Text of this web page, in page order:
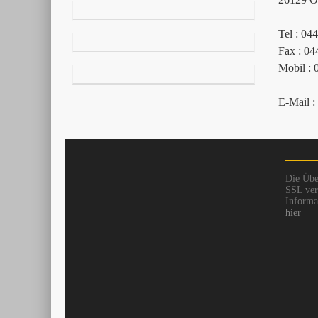
Tel :
Fax :
Mobil :
E-Mail :
Die
SSL
hier